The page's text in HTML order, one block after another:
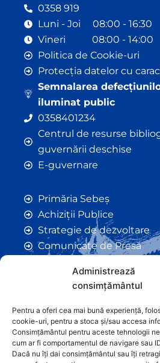
Administrează
consimțământul
Pentru a oferi cea mai bună experiență,
cookie-uri, pentru a stoca și/sau accesa
Consimțământul pentru aceste tehnologii
cum ar fi comportamentul de navigare sau
Dacă nu îți dai consimțământul sau îți
0358 919
Luni - Joi 08:00 - 16:30
Vineri 08:00 - 14:00
Politica de Cookie-uri
Protecția datelor cu
Semnalarea
iluminat public
0358401234
Centrul de resurse
guvernării deschise
E-guvernare
Primăria Sebeș
Achiziții Publice
Strategie de dezvoltare
Comunicate de Presă
Anunțuri
Hotarâri de Consiliu
Certificate de Urbanism
Autorizații de Construcții
Orașe Înfrățite
Contact